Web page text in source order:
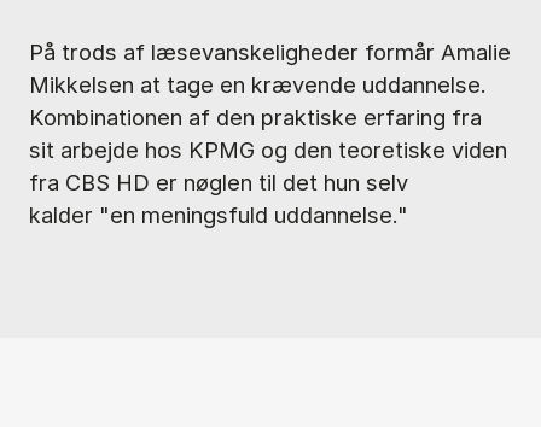
På trods af læsevanskeligheder formår Amalie
Mikkelsen at tage en krævende uddannelse.
Kombinationen af den praktiske erfaring fra
sit arbejde hos KPMG og den teoretiske viden
fra CBS HD er nøglen til det hun selv
kalder "en meningsfuld uddannelse."